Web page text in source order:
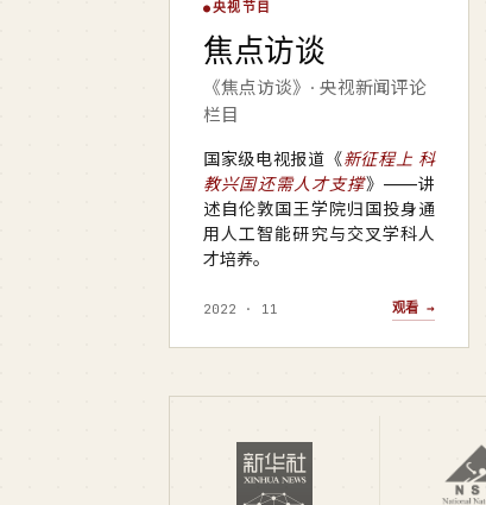
央视 · 焦点访谈
央视节目
焦点访谈
《焦点访谈》· 央视新闻评论
栏目
国家级电视报道《新征程上 科
教兴国还需人才支撑》——讲
述自伦敦国王学院归国投身通
用人工智能研究与交叉学科人
才培养。
2022 · 11 观看 →